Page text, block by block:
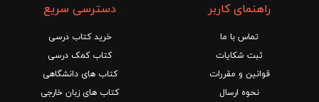
راهنمای کاربر
تماس با ما
ثبت شکایات
قوانین و مقررات
نحوه ارسال
دسترسی سریع
خرید کتاب درسی
کتاب کمک درسی
کتاب های دانشگاهی
کتاب های زبان خارجی